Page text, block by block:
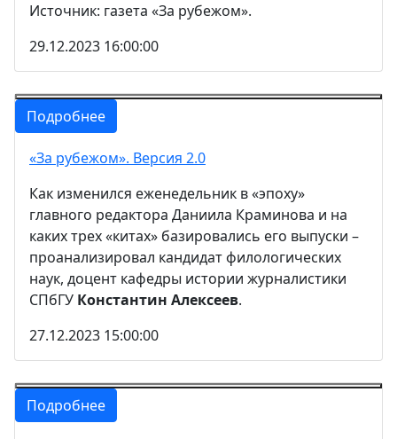
Источник: газета «За рубежом».
29.12.2023 16:00:00
Подробнее
«За рубежом». Версия 2.0
Как изменился еженедельник в «эпоху»
главного редактора Даниила Краминова и на
каких трех «китах» базировались его выпуски –
проанализировал кандидат филологических
наук, доцент кафедры истории журналистики
СПбГУ Константин Алексеев.
27.12.2023 15:00:00
Подробнее